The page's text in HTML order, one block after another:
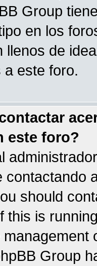
Group
en los
llenos de
a este foro.
este foro?
contactando
should
this is
Group